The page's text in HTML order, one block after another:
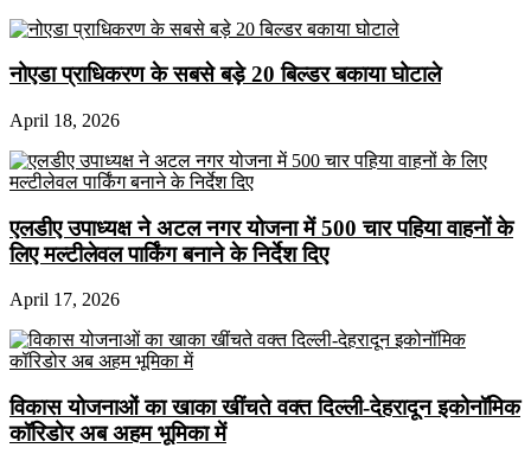
नोएडा प्राधिकरण के सबसे बड़े 20 बिल्डर बकाया घोटाले
April 18, 2026
एलडीए उपाध्यक्ष ने अटल नगर योजना में 500 चार पहिया वाहनों के
लिए मल्टीलेवल पार्किंग बनाने के निर्देश दिए
April 17, 2026
विकास योजनाओं का खाका खींचते वक्त दिल्ली-देहरादून इकोनॉमिक
कॉरिडोर अब अहम भूमिका में